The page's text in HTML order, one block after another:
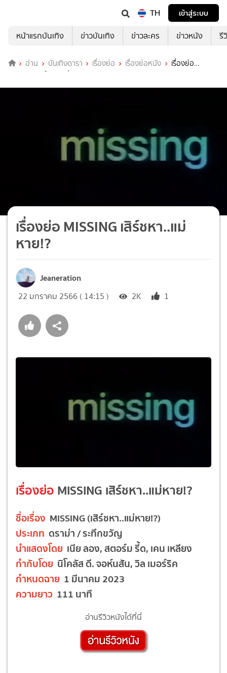
TH
เข้าสู่ระบบ
หน้าแรกบันเทิง
ข่าวบันเทิง ข่าวละคร ข่าวหนัง รี
อ่าน บันเทิงดารา เรื่องย่อ เรื่องย่อหนัง
เรื่องย่อ
MISSING เสิร์ชหา..แม่หาย!?
เรื่องย่อ MISSING เสิร์ชหา..แม่
หาย!?
Jeaneration
22 มกราคม 2566 ( 14:15 ) 2K 1
เรื่องย่อ MISSING เสิร์ชหา..แม่หาย!?
ชื่อเรื่อง MISSING (เสิร์ชหา..แม่หาย!?)
ประเภท ดราม่า / ระทึกขวัญ
นำแสดงโดย เนีย ลอง, สตอร์ม รี้ด, เคน เหลียง
กำกับโดย นิโคลัส ดี. จอห์นสัน, วิล เมอร์ริค
กำหนดฉาย 1 มีนาคม 2023
ความยาว 111 นาที
อ่านรีวิวหนังได้ที่นี่